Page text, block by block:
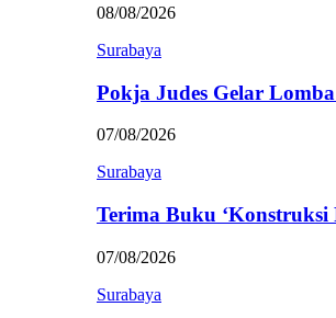
08/08/2026
Surabaya
Pokja Judes Gelar
07/08/2026
Surabaya
Terima Buku
07/08/2026
Surabaya